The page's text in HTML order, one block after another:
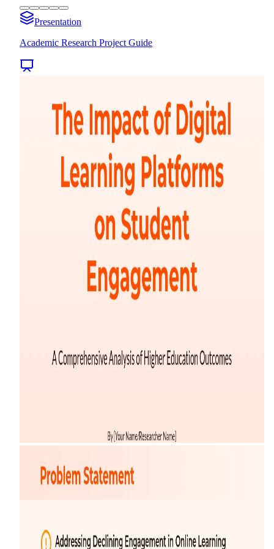
Presentation
Academic Research Project Guide